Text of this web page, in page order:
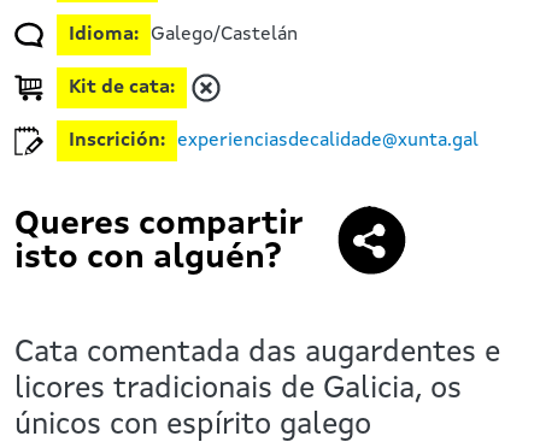
Idioma: Galego/Castelán
Kit de cata:
Inscrición: experienciasdecalidade@xunta.gal
Queres compartir
isto con alguén?
Cata comentada das augardentes e
licores tradicionais de Galicia, os
únicos con espírito galego